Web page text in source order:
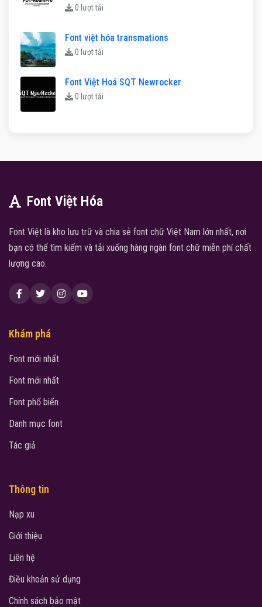
0 lượt tải
Font việt hóa transmations
0 lượt tải
Font Việt Hoá SQT Newrocker
0 lượt tải
Font Việt Hóa
Font Việt là kho lưu trữ và chia sẻ font chữ Việt Nam lớn nhất, nơi
bạn có thể tìm kiếm và tải xuống hàng ngàn font chữ miễn phí chất
lượng cao.
Khám phá
Font mới nhất
Font mới nhất
Font phổ biến
Danh mục font
Tác giả
Thông tin
Nạp xu
Giới thiệu
Liên hệ
Điều khoản sử dụng
Chính sách bảo mật